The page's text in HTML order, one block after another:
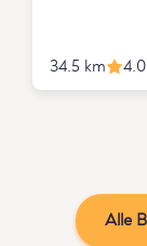
34.5 km 4.0
Alle